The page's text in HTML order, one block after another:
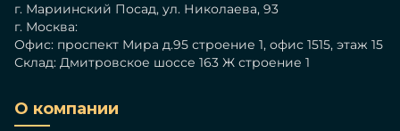
г. Мариинский Посад, ул. Николаева, 93
г. Москва:
Офис: проспект Мира д.95 строение 1, офис 1515, этаж 15
Склад: Дмитровское шоссе 163 Ж строение 1
О компании